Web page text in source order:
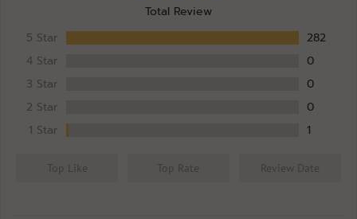
Total Review
5 Star
282
4 Star
0
3 Star
0
2 Star
0
1 Star
1
Top Like Top Rate Review Date